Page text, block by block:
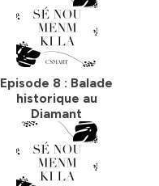
Episode 8 : Balade
historique au
Diamant